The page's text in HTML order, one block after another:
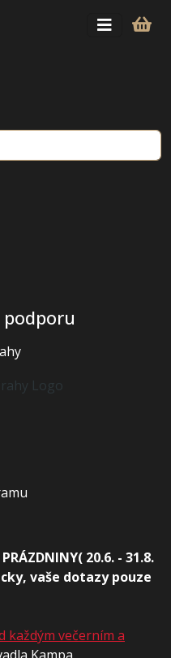
PRÁZDNINY( 20.6. - 31.8.
vaše dotazy pouze
každým večerním a